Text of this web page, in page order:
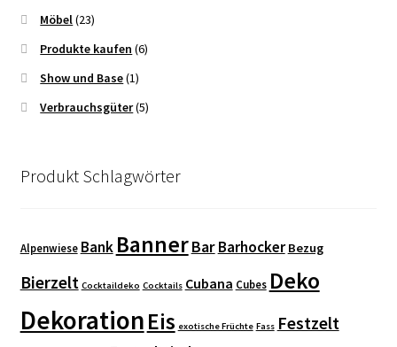
Möbel(23)
Produkte kaufen (6)
Show und Base(1)
Verbrauchsgüter(5)
Produkt Schlagwörter
Alpenwiese Bank BannerBarBarhocker Bezug
Bierzelt Cocktaildeko Cocktails Cubana Cubes Deko
DekorationEis exotische Früchte Fass Festzelt